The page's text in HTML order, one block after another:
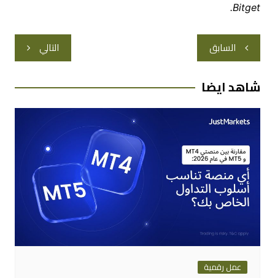
Bitget.
تصفّح
المقالات
السابق التالي
شاهد ايضا
عمل رقمية